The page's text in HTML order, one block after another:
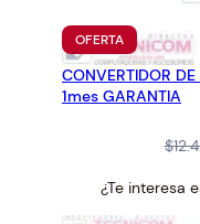
OFERTAPRODUCTO
EN
OFERTA
CONVERTIDOR
1mes GARANTIA
$
¿Te interesa